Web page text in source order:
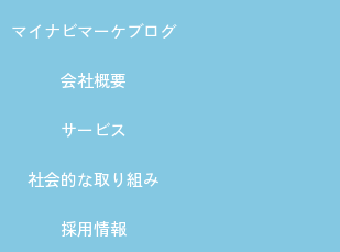
マイナビマーケブログ
会社概要
サービス
社会的な取り組み
採用情報